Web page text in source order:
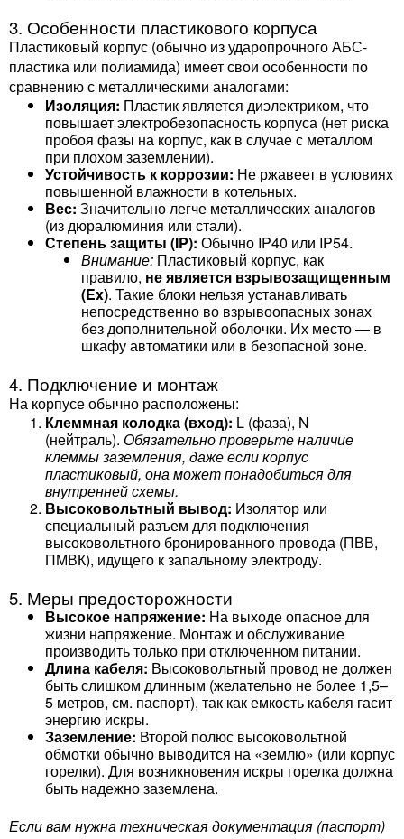
3. Особенности пластикового корпуса
Пластиковый корпус (обычно из ударопрочного АБС-
пластика или полиамида) имеет свои особенности по
сравнению с металлическими аналогами:
Изоляция: Пластик является диэлектриком, что
повышает электробезопасность корпуса (нет риска
пробоя фазы на корпус, как в случае с металлом
при плохом заземлении).
Устойчивость к коррозии: Не ржавеет в условиях
повышенной влажности в котельных.
Вес: Значительно легче металлических аналогов
(из дюралюминия или стали).
Степень защиты (IP): Обычно IP40 или IP54.
Внимание: Пластиковый корпус, как
правило, не является взрывозащищенным
(Ex). Такие блоки нельзя устанавливать
непосредственно во взрывоопасных зонах
без дополнительной оболочки. Их место — в
шкафу автоматики или в безопасной зоне.
4. Подключение и монтаж
На корпусе обычно расположены:
Клеммная колодка (вход): L (фаза), N
(нейтраль). Обязательно проверьте наличие
клеммы заземления, даже если корпус
пластиковый, она может понадобиться для
внутренней схемы.
Высоковольтный вывод: Изолятор или
специальный разъем для подключения
высоковольтного бронированного провода (ПВВ,
ПМВК), идущего к запальному электроду.
5. Меры предосторожности
Высокое напряжение: На выходе опасное для
жизни напряжение. Монтаж и обслуживание
производить только при отключенном питании.
Длина кабеля: Высоковольтный провод не должен
быть слишком длинным (желательно не более 1,5–
5 метров, см. паспорт), так как емкость кабеля гасит
энергию искры.
Заземление: Второй полюс высоковольтной
обмотки обычно выводится на «землю» (или корпус
горелки). Для возникновения искры горелка должна
быть надежно заземлена.
Если вам нужна техническая документация (паспорт)